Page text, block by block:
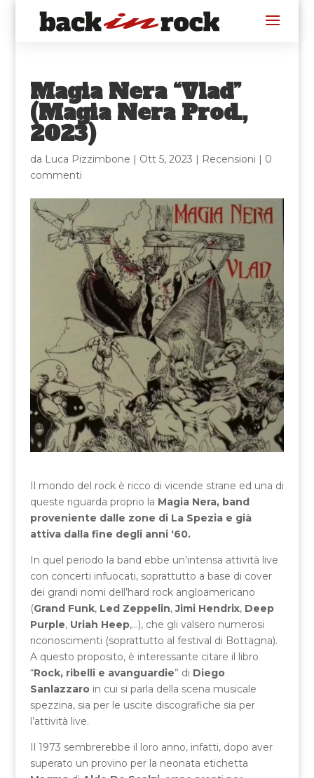
Magia Nera “Vlad”
(Magia Nera Prod.,
2023)
da Luca Pizzimbone | Ott 5, 2023 | Recensioni | 0
commenti
Il mondo del rock è ricco di vicende strane ed una di
queste riguarda proprio la Magia Nera, band
proveniente dalle zone di La Spezia e già
attiva dalla fine degli anni ‘60.
In quel periodo la band ebbe un’intensa attività live
con concerti infuocati, soprattutto a base di cover
dei grandi nomi dell’hard rock angloamericano
(Grand Funk, Led Zeppelin,Jimi Hendrix, Deep
Purple, Uriah Heep,…), che gli valsero numerosi
riconoscimenti (soprattutto al festival di Bottagna).
A questo proposito, è interessante citare il libro
“Rock, ribelli e avanguardie” di Diego
Sanlazzaroin cui si parla della scena musicale
spezzina, sia per le uscite discografiche sia per
l’attività live.
Il 1973 sembrerebbe il loro anno, infatti, dopo aver
superato un provino per la neonata etichetta